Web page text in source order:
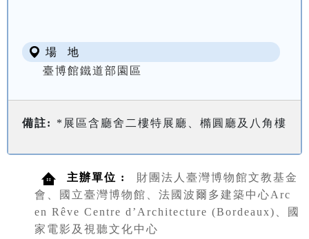
場 地
臺博館鐵道部園區
備註: *展區含廳舍二樓特展廳、橢圓廳及八角樓
主辦單位 :
財團法人臺灣博物館文教基金
會、國立臺灣博物館、法國波爾多建築中心Arc
en Rêve Centre d’Architecture (Bordeaux)、國
家電影及視聽文化中心